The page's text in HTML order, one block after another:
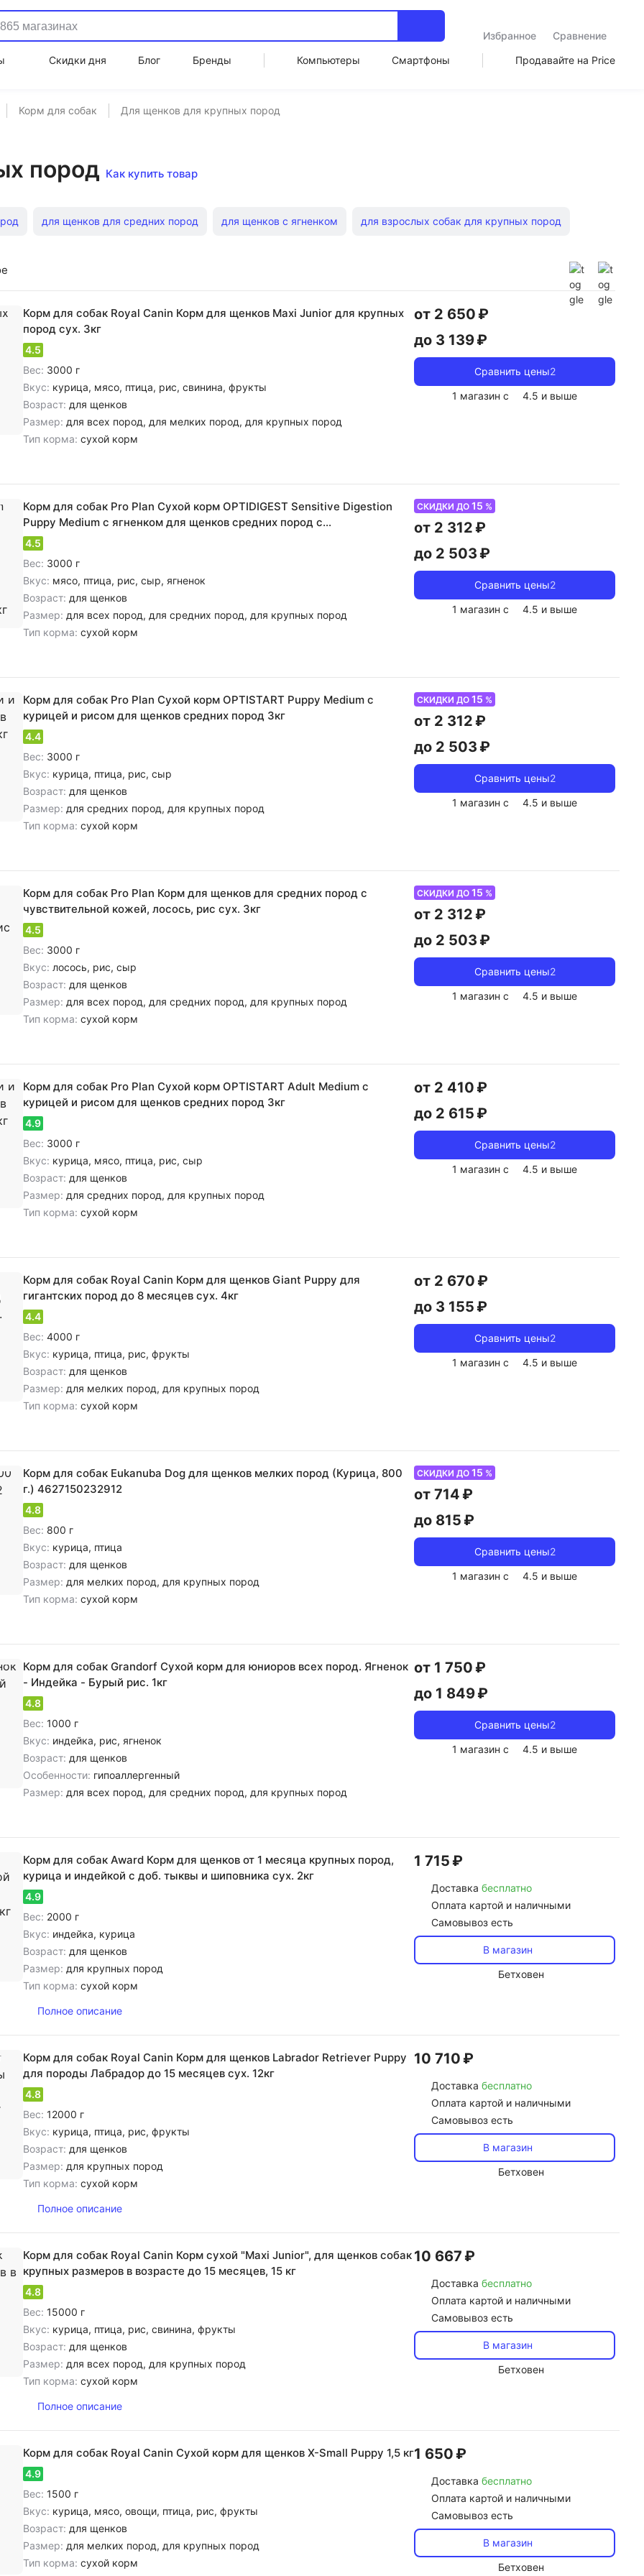
Избранное
Сравнение
Скидки дня Блог Бренды Компьютеры Смартфоны Продавайте на Price
Корм для собак Для щенков для крупных пород
пород Как купить товар
для щенков для средних пород для щенков с ягненком для взрослых собак для крупных пород
щенков Grandorf для щенков Monge для щенков Pro Plan для щенков Royal Canin
щенков с лососем
Корм для собак Royal Canin Корм для щенков Maxi Junior для крупных
пород сух. 3кг
4.5
Вес: 3000 г
Вкус: курица, мясо, птица, рис, свинина, фрукты
Возраст: для щенков
Размер: для всех пород, для мелких пород, для крупных пород
Тип корма: сухой корм
от 2 650 ₽
до 3 139 ₽
Сравнить цены2
1 магазин с
4.5 и выше
Корм для собак Pro Plan Сухой корм OPTIDIGEST Sensitive Digestion
Puppy Medium с ягненком для щенков средних пород с
чувствительным пищеварением 3кг
4.5
Вес: 3000 г
Вкус: мясо, птица, рис, сыр, ягненок
Возраст: для щенков
Размер: для всех пород, для средних пород, для крупных пород
Тип корма: сухой корм
СКИДКИ ДО 15 %
от 2 312 ₽
до 2 503 ₽
Сравнить цены2
1 магазин с
4.5 и выше
Корм для собак Pro Plan Сухой корм OPTISTART Puppy Medium с
курицей и рисом для щенков средних пород 3кг
4.4
Вес: 3000 г
Вкус: курица, птица, рис, сыр
Возраст: для щенков
Размер: для средних пород, для крупных пород
Тип корма: сухой корм
СКИДКИ ДО 15 %
от 2 312 ₽
до 2 503 ₽
Сравнить цены2
1 магазин с
4.5 и выше
Корм для собак Pro Plan Корм для щенков для средних пород с
чувствительной кожей, лосось, рис сух. 3кг
4.5
Вес: 3000 г
Вкус: лосось, рис, сыр
Возраст: для щенков
Размер: для всех пород, для средних пород, для крупных пород
Тип корма: сухой корм
СКИДКИ ДО 15 %
от 2 312 ₽
до 2 503 ₽
Сравнить цены2
1 магазин с
4.5 и выше
Корм для собак Pro Plan Сухой корм OPTISTART Adult Medium с
курицей и рисом для щенков средних пород 3кг
4.9
Вес: 3000 г
Вкус: курица, мясо, птица, рис, сыр
Возраст: для щенков
Размер: для средних пород, для крупных пород
Тип корма: сухой корм
от 2 410 ₽
до 2 615 ₽
Сравнить цены2
1 магазин с
4.5 и выше
Корм для собак Royal Canin Корм для щенков Giant Puppy для
гигантских пород до 8 месяцев сух. 4кг
4.4
Вес: 4000 г
Вкус: курица, птица, рис, фрукты
Возраст: для щенков
Размер: для мелких пород, для крупных пород
Тип корма: сухой корм
от 2 670 ₽
до 3 155 ₽
Сравнить цены2
1 магазин с
4.5 и выше
Корм для собак Eukanuba Dog для щенков мелких пород (Курица, 800
г.) 4627150232912
4.8
Вес: 800 г
Вкус: курица, птица
Возраст: для щенков
Размер: для мелких пород, для крупных пород
Тип корма: сухой корм
СКИДКИ ДО 15 %
от 714 ₽
до 815 ₽
Сравнить цены2
1 магазин с
4.5 и выше
Корм для собак Grandorf Сухой корм для юниоров всех пород. Ягненок
- Индейка - Бурый рис. 1кг
4.8
Вес: 1000 г
Вкус: индейка, рис, ягненок
Возраст: для щенков
Особенности: гипоаллергенный
Размер: для всех пород, для средних пород, для крупных пород
от 1 750 ₽
до 1 849 ₽
Сравнить цены2
1 магазин с
4.5 и выше
Корм для собак Award Корм для щенков от 1 месяца крупных пород,
курица и индейкой с доб. тыквы и шиповника сух. 2кг
4.9
Вес: 2000 г
Вкус: индейка, курица
Возраст: для щенков
Размер: для крупных пород
Тип корма: сухой корм
Полное описание
1 715 ₽
Доставка бесплатно
Оплата картой и наличными
Самовывоз есть
В магазин
Бетховен
Корм для собак Royal Canin Корм для щенков Labrador Retriever Puppy
для породы Лабрадор до 15 месяцев сух. 12кг
4.8
Вес: 12000 г
Вкус: курица, птица, рис, фрукты
Возраст: для щенков
Размер: для крупных пород
Тип корма: сухой корм
Полное описание
10 710 ₽
Доставка бесплатно
Оплата картой и наличными
Самовывоз есть
В магазин
Бетховен
Корм для собак Royal Canin Корм сухой "Maxi Junior", для щенков собак
крупных размеров в возрасте до 15 месяцев, 15 кг
4.8
Вес: 15000 г
Вкус: курица, птица, рис, свинина, фрукты
Возраст: для щенков
Размер: для всех пород, для крупных пород
Тип корма: сухой корм
Полное описание
10 667 ₽
Доставка бесплатно
Оплата картой и наличными
Самовывоз есть
В магазин
Бетховен
Корм для собак Royal Canin Сухой корм для щенков X-Small Puppy 1,5 кг
4.9
Вес: 1500 г
Вкус: курица, мясо, овощи, птица, рис, фрукты
Возраст: для щенков
Размер: для мелких пород, для крупных пород
Тип корма: сухой корм
1 650 ₽
Доставка бесплатно
Оплата картой и наличными
Самовывоз есть
В магазин
Бетховен